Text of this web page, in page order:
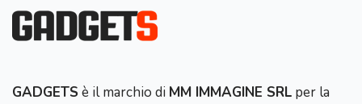
GADGETS è il marchio di MM IMMAGINE SRL per la